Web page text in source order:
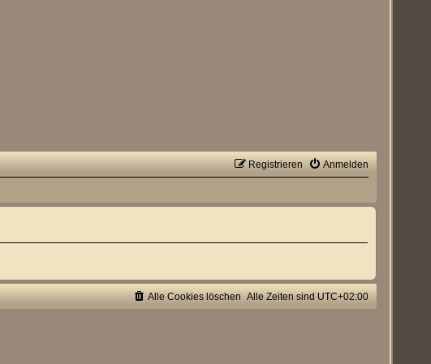
Anmelden
Registrieren
Alle Zeiten sind UTC+02:00
Alle Cookies löschen